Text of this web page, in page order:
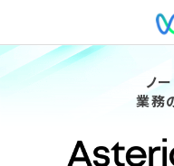
ノ
業務